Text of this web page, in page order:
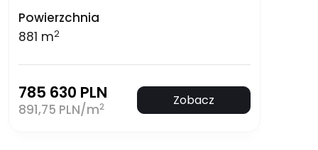
Powierzchnia
881 m2
785 630 PLN
891,75 PLN/m2 Zobacz